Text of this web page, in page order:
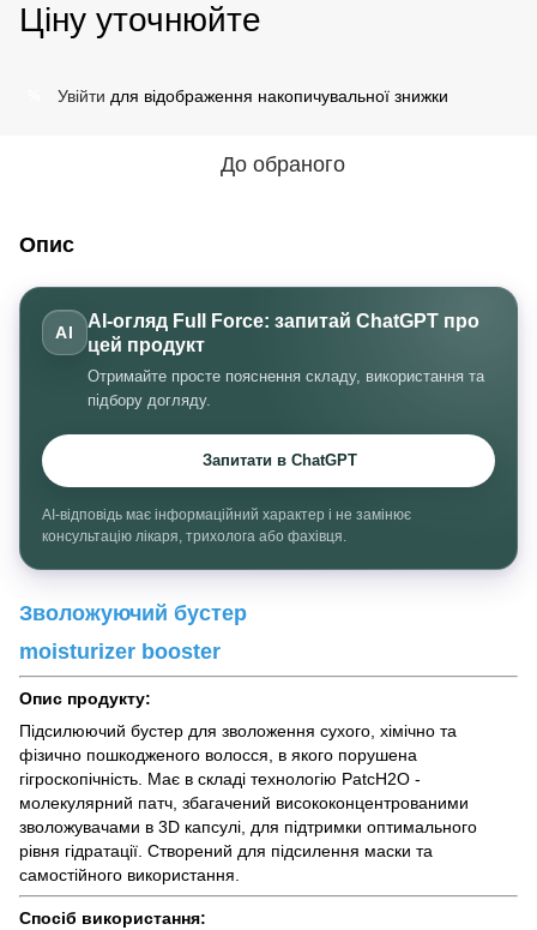
Ціну уточнюйте
Увійти для відображення накопичувальної знижки
До обраного
Опис
AI
AI-огляд Full Force: запитай ChatGPT про
цей продукт
Отримайте просте пояснення складу, використання та
підбору догляду.
Запитати в ChatGPT
AI-відповідь має інформаційний характер і не замінює
консультацію лікаря, трихолога або фахівця.
Зволожуючий бустер
moisturizer booster
Опис продукту:
Підсилюючий бустер для зволоження сухого, хімічно та
фізично пошкодженого волосся, в якого порушена
гігроскопічність. Має в складі технологію PatcH2O -
молекулярний патч, збагачений висококонцентрованими
зволожувачами в 3D капсулі, для підтримки оптимального
рівня гідратації. Створений для підсилення маски та
самостійного використання.
Спосіб використання: